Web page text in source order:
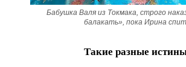
Бабушка Валя из Токмака, строго
балакать», пока Ирина спит
Такие разные